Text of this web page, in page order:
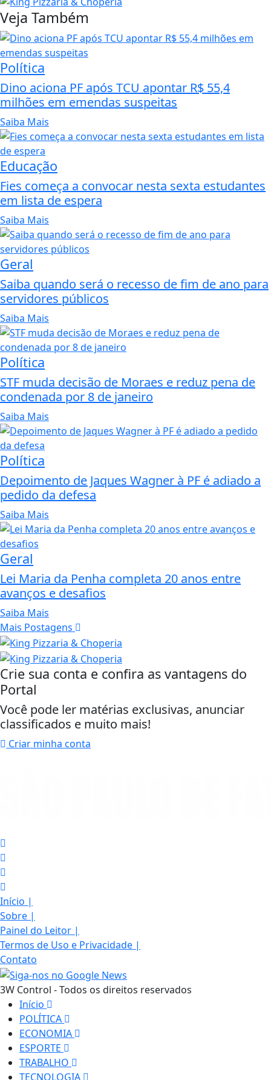
Veja Também
Política
Dino aciona PF após TCU apontar R$ 55,4
milhões em emendas suspeitas
Saiba Mais
Educação
Fies começa a convocar nesta sexta estudantes
em lista de espera
Saiba Mais
Geral
Saiba quando será o recesso de fim de ano para
servidores públicos
Saiba Mais
Política
STF muda decisão de Moraes e reduz pena de
condenada por 8 de janeiro
Saiba Mais
Política
Depoimento de Jaques Wagner à PF é adiado a
pedido da defesa
Saiba Mais
Geral
Lei Maria da Penha completa 20 anos entre
avanços e desafios
Saiba Mais
Mais Postagens
Crie sua conta e confira as vantagens do
Portal
Você pode ler matérias exclusivas, anunciar
classificados e muito mais!
Criar minha conta
Início |
Sobre |
Painel do Leitor |
Termos de Uso e Privacidade |
Contato
3W Control - Todos os direitos reservados
Início
POLÍTICA
ECONOMIA
ESPORTE
TRABALHO
TECNOLOGIA